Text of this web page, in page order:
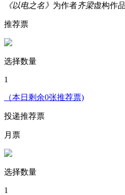
《以电之名》 为作者齐梁虚构作
推荐票
选择数量
1
（本日剩余0张推荐票)
投递推荐票
月票
选择数量
1